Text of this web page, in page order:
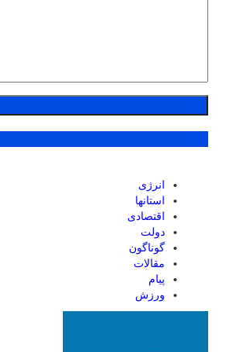
انرژی
استانها
اقتصادی
دولت
گوناگون
مقالات
پیام
ورزش